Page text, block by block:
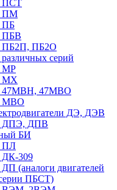
ПСТ
ПМ
ПБ
ПБВ
ПБ2П, ПБ2О
серий
МР
MX
47MBH, 47МВО
MBO
ДЭ, ДЭВ
ДПЭ, ДПВ
БИ
ПЛ
ДК-309
(аналоги двигателей
ПБСТ)